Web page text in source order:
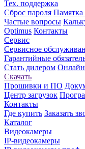
Тех. поддержка
Сброс пароля Памятка
Частые вопросы
Optimus Контакты
Сервис
Сервисное
Гарантийные
Стать дилером
Скачать
Прошивки и ПО
Центр загрузок
Контакты
Где купить Заказать
Каталог
Видеокамеры
IP-видеокамеры